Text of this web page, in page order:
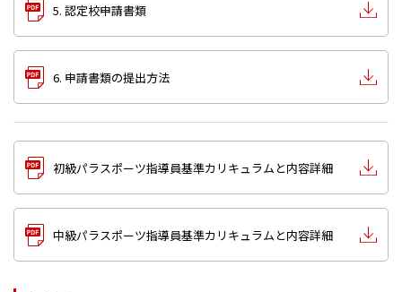
5. 認定校申請書類
6. 申請書類の提出方法
初級パラスポーツ指導員基準カリキュラムと内容詳細
中級パラスポーツ指導員基準カリキュラムと内容詳細